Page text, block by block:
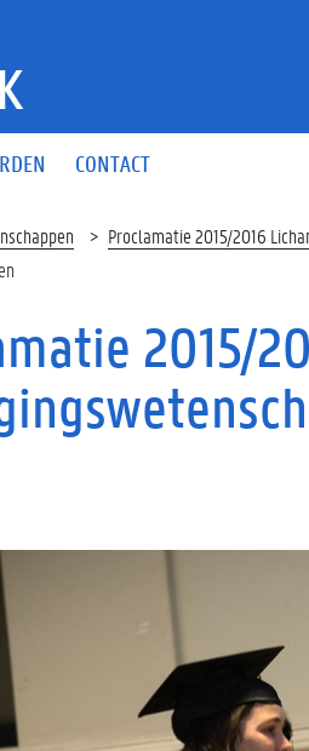
CONTACT
Proclamatie 2015/2016
2015/